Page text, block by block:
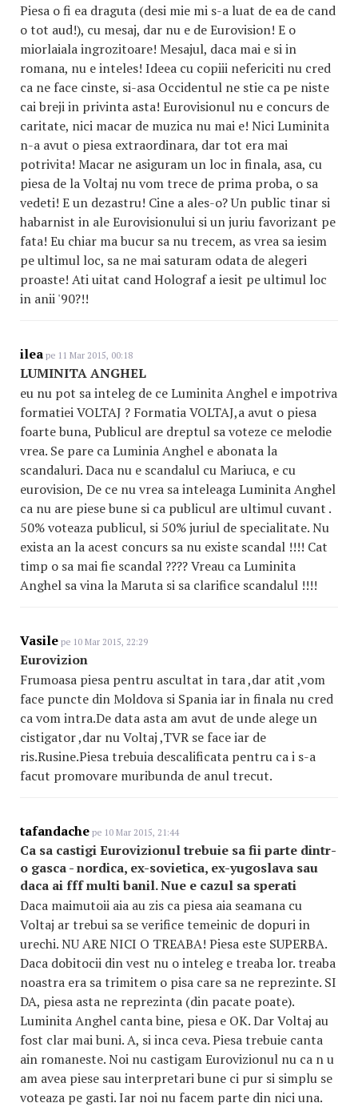
Piesa o fi ea draguta (desi mie mi s-a luat de ea de cand
o tot aud!), cu mesaj, dar nu e de Eurovision! E o
miorlaiala ingrozitoare! Mesajul, daca mai e si in
romana, nu e inteles! Ideea cu copiii nefericiti nu cred
ca ne face cinste, si-asa Occidentul ne stie ca pe niste
cai breji in privinta asta! Eurovisionul nu e concurs de
caritate, nici macar de muzica nu mai e! Nici Luminita
n-a avut o piesa extraordinara, dar tot era mai
potrivita! Macar ne asiguram un loc in finala, asa, cu
piesa de la Voltaj nu vom trece de prima proba, o sa
vedeti! E un dezastru! Cine a ales-o? Un public tinar si
habarnist in ale Eurovisionului si un juriu favorizant pe
fata! Eu chiar ma bucur sa nu trecem, as vrea sa iesim
pe ultimul loc, sa ne mai saturam odata de alegeri
proaste! Ati uitat cand Holograf a iesit pe ultimul loc
in anii '90?!!
ilea pe 11 Mar 2015, 00:18
LUMINITA ANGHEL
eu nu pot sa inteleg de ce Luminita Anghel e impotriva
formatiei VOLTAJ ? Formatia VOLTAJ,a avut o piesa
foarte buna, Publicul are dreptul sa voteze ce melodie
vrea. Se pare ca Luminia Anghel e abonata la
scandaluri. Daca nu e scandalul cu Mariuca, e cu
eurovision, De ce nu vrea sa inteleaga Luminita Anghel
ca nu are piese bune si ca publicul are ultimul cuvant .
50% voteaza publicul, si 50% juriul de specialitate. Nu
exista an la acest concurs sa nu existe scandal !!!! Cat
timp o sa mai fie scandal ???? Vreau ca Luminita
Anghel sa vina la Maruta si sa clarifice scandalul !!!!
Vasile pe 10 Mar 2015, 22:29
Eurovizion
Frumoasa piesa pentru ascultat in tara ,dar atit ,vom
face puncte din Moldova si Spania iar in finala nu cred
ca vom intra.De data asta am avut de unde alege un
cistigator ,dar nu Voltaj ,TVR se face iar de
ris.Rusine.Piesa trebuia descalificata pentru ca i s-a
facut promovare muribunda de anul trecut.
tafandache pe 10 Mar 2015, 21:44
Ca sa castigi Eurovizionul trebuie sa fii parte dintr-
o gasca - nordica, ex-sovietica, ex-yugoslava sau
daca ai fff multi banil. Nue e cazul sa sperati
Daca maimutoii aia au zis ca piesa aia seamana cu
Voltaj ar trebui sa se verifice temeinic de dopuri in
urechi. NU ARE NICI O TREABA! Piesa este SUPERBA.
Daca dobitocii din vest nu o inteleg e treaba lor. treaba
noastra era sa trimitem o pisa care sa ne reprezinte. SI
DA, piesa asta ne reprezinta (din pacate poate).
Luminita Anghel canta bine, piesa e OK. Dar Voltaj au
fost clar mai buni. A, si inca ceva. Piesa trebuie canta
ain romaneste. Noi nu castigam Eurovizionul nu ca n u
am avea piese sau interpretari bune ci pur si simplu se
voteaza pe gasti. Iar noi nu facem parte din nici una.